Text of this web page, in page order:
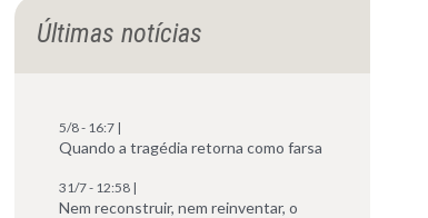
Últimas notícias
5/8 - 16:7 |
Quando a tragédia retorna como farsa
31/7 - 12:58 |
Nem reconstruir, nem reinventar, o